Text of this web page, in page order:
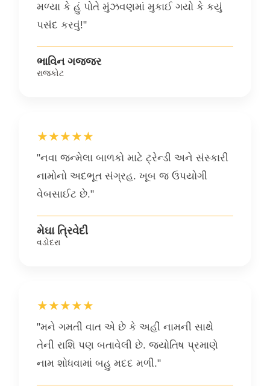
મળ્યા કે હું પોતે મુંઝવણમાં મુકાઈ ગયો કે કયું
પસંદ કરવું!"
ભાવિન ગજ્જર
રાજકોટ
★★★★★
"નવા જન્મેલા બાળકો માટે ટ્રેન્ડી અને સંસ્કારી
નામોનો અદભૂત સંગ્રહ. ખૂબ જ ઉપયોગી
વેબસાઈટ છે."
મેઘા ત્રિવેદી
વડોદરા
★★★★★
"મને ગમતી વાત એ છે કે અહીં નામની સાથે
તેની રાશિ પણ બતાવેલી છે. જ્યોતિષ પ્રમાણે
નામ શોધવામાં બહુ મદદ મળી."